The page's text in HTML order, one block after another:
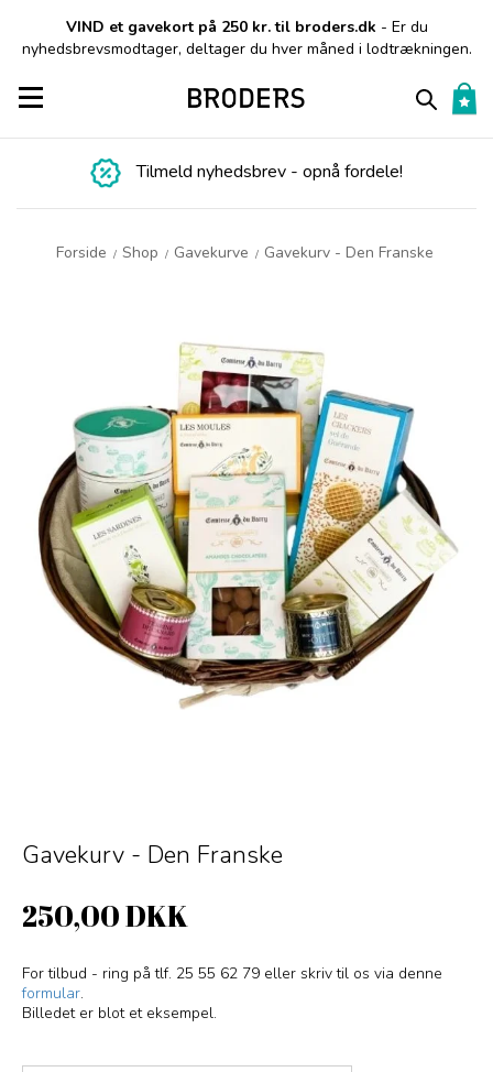
VIND et gavekort på 250 kr. til broders.dk - Er du
nyhedsbrevsmodtager, deltager du hver måned i lodtrækningen.
Toggle navigation
Tilmeld nyhedsbrev - opnå fordele!
Forside / Shop / Gavekurve / Gavekurv - Den Franske
Gavekurv - Den Franske
250,00 DKK
For tilbud - ring på tlf. 25 55 62 79 eller skriv til os via denne
formular.
Billedet er blot et eksempel.